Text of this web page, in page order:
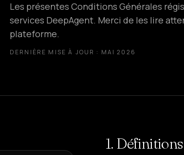
Les présentes Conditions Générales
services DeepAgent. Merci de les lire
plateforme.
DERNIÈRE MISE À JOUR : MAI 2026
1.